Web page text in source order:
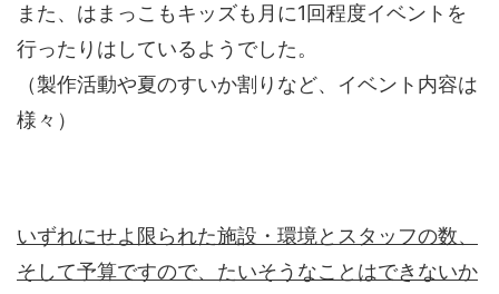
また、はまっこもキッズも月に1回程度イベントを
行ったりはしているようでした。
（製作活動や夏のすいか割りなど、イベント内容は
様々）
いずれにせよ限られた施設・環境とスタッフの数、
そして予算ですので、たいそうなことはできないか